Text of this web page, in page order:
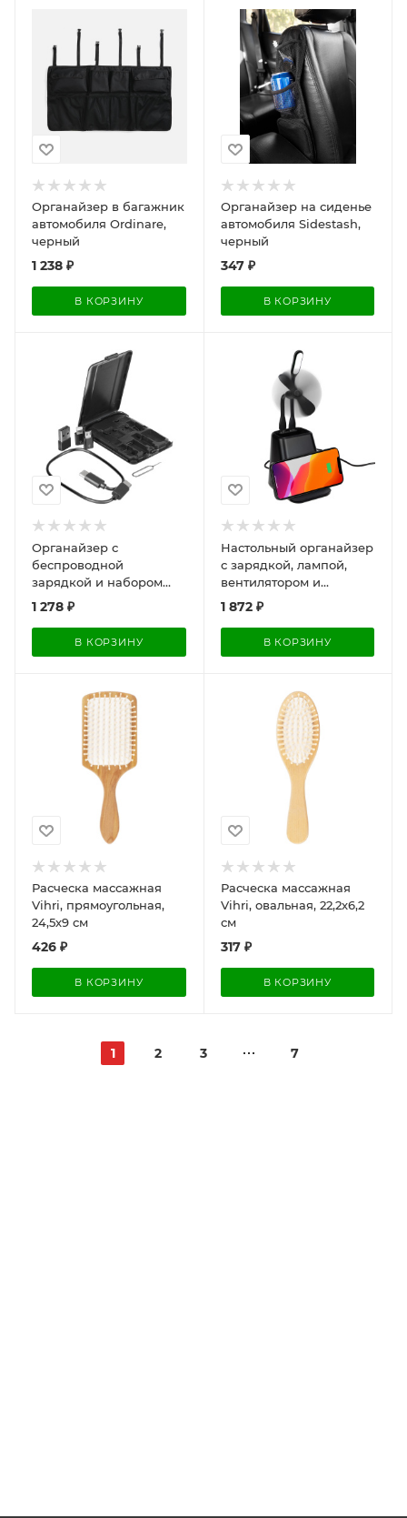
Органайзер в багажник
автомобиля Ordinare,
черный
1 238 ₽
В КОРЗИНУ
Органайзер на сиденье
автомобиля Sidestash,
черный
347₽
В КОРЗИНУ
Органайзер с
беспроводной
зарядкой и набором
адаптеров Octopod,
черный
1 278 ₽
В КОРЗИНУ
Настольный органайзер
с зарядкой, лампой,
вентилятором и
подсветкой логотипа
powerTower, черный
1 872₽
В КОРЗИНУ
Расческа массажная
Vihri, прямоугольная,
24,5х9 см
426 ₽
В КОРЗИНУ
Расческа массажная
Vihri, овальная, 22,2х6,2
см
317₽
В КОРЗИНУ
1 2 3 7